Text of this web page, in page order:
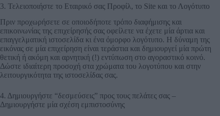
3. Τελειοποιήστε το Εταιρικό σας Προφίλ, το Site και το Λογότυπο
Πριν προχωρήσετε σε οποιοδήποτε τρόπο διαφήμισης και
επικοινωνίας της επιχείρησής σας οφείλετε να έχετε μία άρτια και
επαγγελματική ιστοσελίδα κι ένα όμορφο λογότυπο. Η δύναμη της
εικόνας σε μία επιχείρηση είναι τεράστια και δημιουργεί μία πρώτη
θετική ή ακόμη και αρνητική (!) εντύπωση στο αγοραστικό κοινό.
Δώστε ιδιαίτερη προσοχή στα χρώματα του λογοτύπου και στην
λειτουργικότητα της ιστοσελίδας σας.
4. Δημιουργήστε “δεσμεύσεις” προς τους πελάτες σας –
Δημιουργήστε μία σχέση εμπιστοσύνης